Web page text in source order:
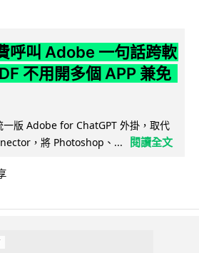
呼叫 Adobe 一句話跨軟
不用開多個 APP 兼免
版 Adobe for ChatGPT 外掛，取代
，將 Photoshop、...
閱讀全文